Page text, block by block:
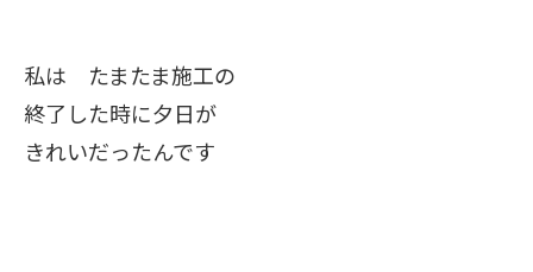
私は たまたま施工の
終了した時に夕日が
きれいだったんです